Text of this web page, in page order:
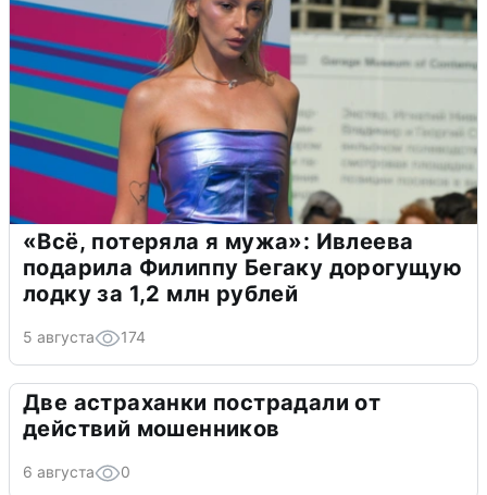
«Всё, потеряла я мужа»: Ивлеева
подарила Филиппу Бегаку дорогущую
лодку за 1,2 млн рублей
5 августа 174
Две астраханки пострадали от
действий мошенников
6 августа 0